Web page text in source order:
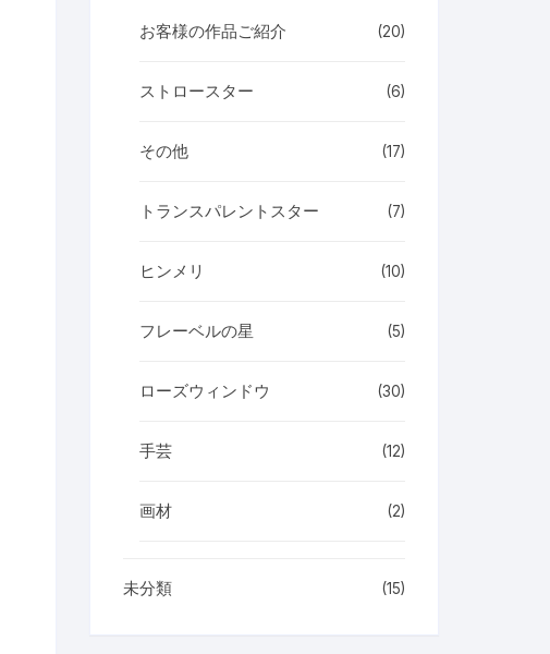
お客様の作品ご紹介 (20)
ストロースター (6)
その他 (17)
トランスパレントスター (7)
ヒンメリ (10)
フレーベルの星 (5)
ローズウィンドウ (30)
手芸 (12)
画材 (2)
未分類 (15)